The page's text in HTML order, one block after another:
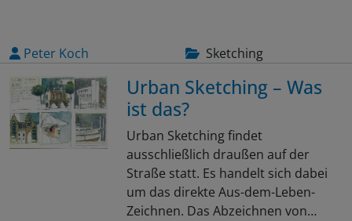
Peter Koch Sketching
Urban Sketching – Was
ist das?
Urban Sketching findet
ausschließlich draußen auf der
Straße statt. Es handelt sich dabei
um das direkte Aus-dem-Leben-
Zeichnen. Das Abzeichnen von…